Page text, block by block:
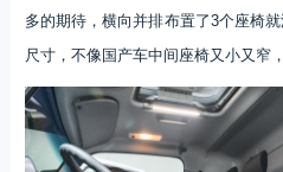
多的期待，横向并排布置了3个座椅
尺寸，不像国产车中间座椅又小又窄